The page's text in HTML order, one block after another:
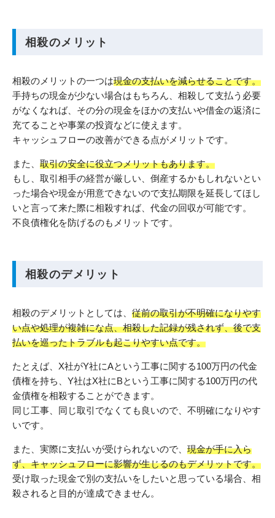
相殺のメリット
相殺のメリットの一つは現金の支払いを減らせることです。
手持ちの現金が少ない場合はもちろん、相殺して支払う必要
がなくなれば、その分の現金をほかの支払いや借金の返済に
充てることや事業の投資などに使えます。
キャッシュフローの改善ができる点がメリットです。
また、 取引の安全に役立つメリットもあります。
もし、取引相手の経営が厳しい、倒産するかもしれないとい
った場合や現金が用意できないので支払期限を延長してほし
いと言って来た際に相殺すれば、代金の回収が可能です。
不良債権化を防げるのもメリットです。
相殺のデメリット
相殺のデメリットとしては、 従前の取引が不明確になりやす
い点や処理が複雑にな点、相殺した記録が残されず、後で支
払いを巡ったトラブルも起こりやすい点です。
たとえば、X社がY社にAという工事に関する100万円の代金
債権を持ち、Y社はX社にBという工事に関する100万円の代
金債権を相殺することができます。
同じ工事、同じ取引でなくても良いので、不明確になりやす
いです。
また、実際に支払いが受けられないので、 現金が手に入ら
ず、キャッシュフローに影響が生じるのもデメリットです。
受け取った現金で別の支払いをしたいと思っている場合、相
殺されると目的が達成できません。